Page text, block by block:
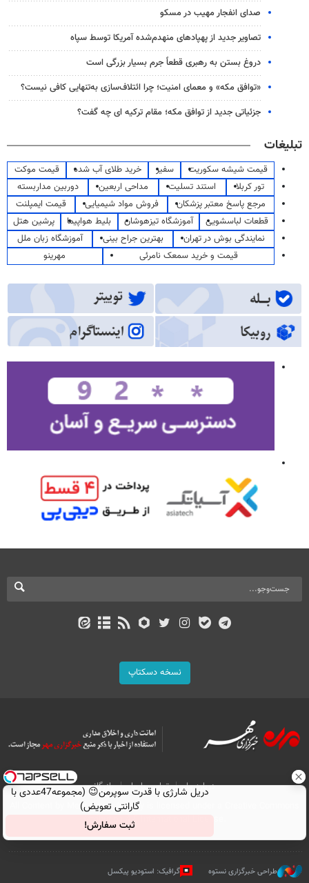
صدای انفجار مهیب در مسکو
تصاویر جدید از پهپادهای منهدم‌شده آمریکا توسط سپاه
دروغ بستن به رهبری قطعاً جرم بسیار بزرگی است
«توافق مکه» و معمای امنیت؛ چرا ائتلاف‌سازی به‌تنهایی کافی نیست؟
جزئیاتی جدید از توافق مکه؛ مقام ترکیه ای چه گفت؟
تبلیغات
قیمت شیشه سکوریت سفیر خرید طلای آب شده
قیمت موکت
تور کربلا
استند تسلیت مداحی اربعین
دوربین مداربسته
مرجع پاسخ معتبر پزشکان
فروش مواد شیمیایی
قیمت ایمپلنت
قطعات لباسشویی
آموزشگاه تیزهوشان بلیط هواپیما
پرشین هتل
نمایندگی بوش در تهران
بهترین جراح بینی
آموزشگاه زبان ملل
قیمت و خرید سمعک نامرئی
مهرینو
نسخه دسکتاپ
درباره ما تماس با ما
بازرگانی
All Content by Mehr News Agency is licensed under a Creative Commons
Attribution 4.0 International License.
طراحی خبرگزاری نستوه گرافیک: استودیو پیکسل
دریل شارژی با قدرت سوپرمن😉 (مجموعه47عددی با
گارانتی تعویض)
ثبت سفارش!